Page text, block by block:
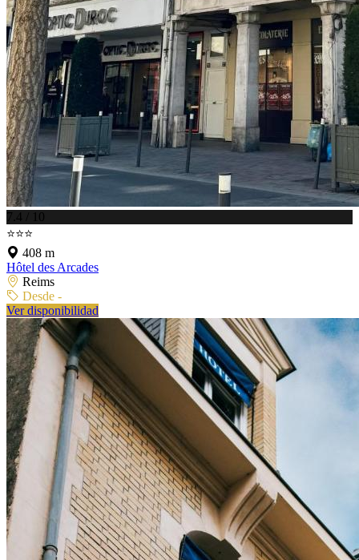
7.4 / 10
⭐⭐⭐
408 m
Hôtel des Arcades
Reims
Desde -
Ver disponibilidad